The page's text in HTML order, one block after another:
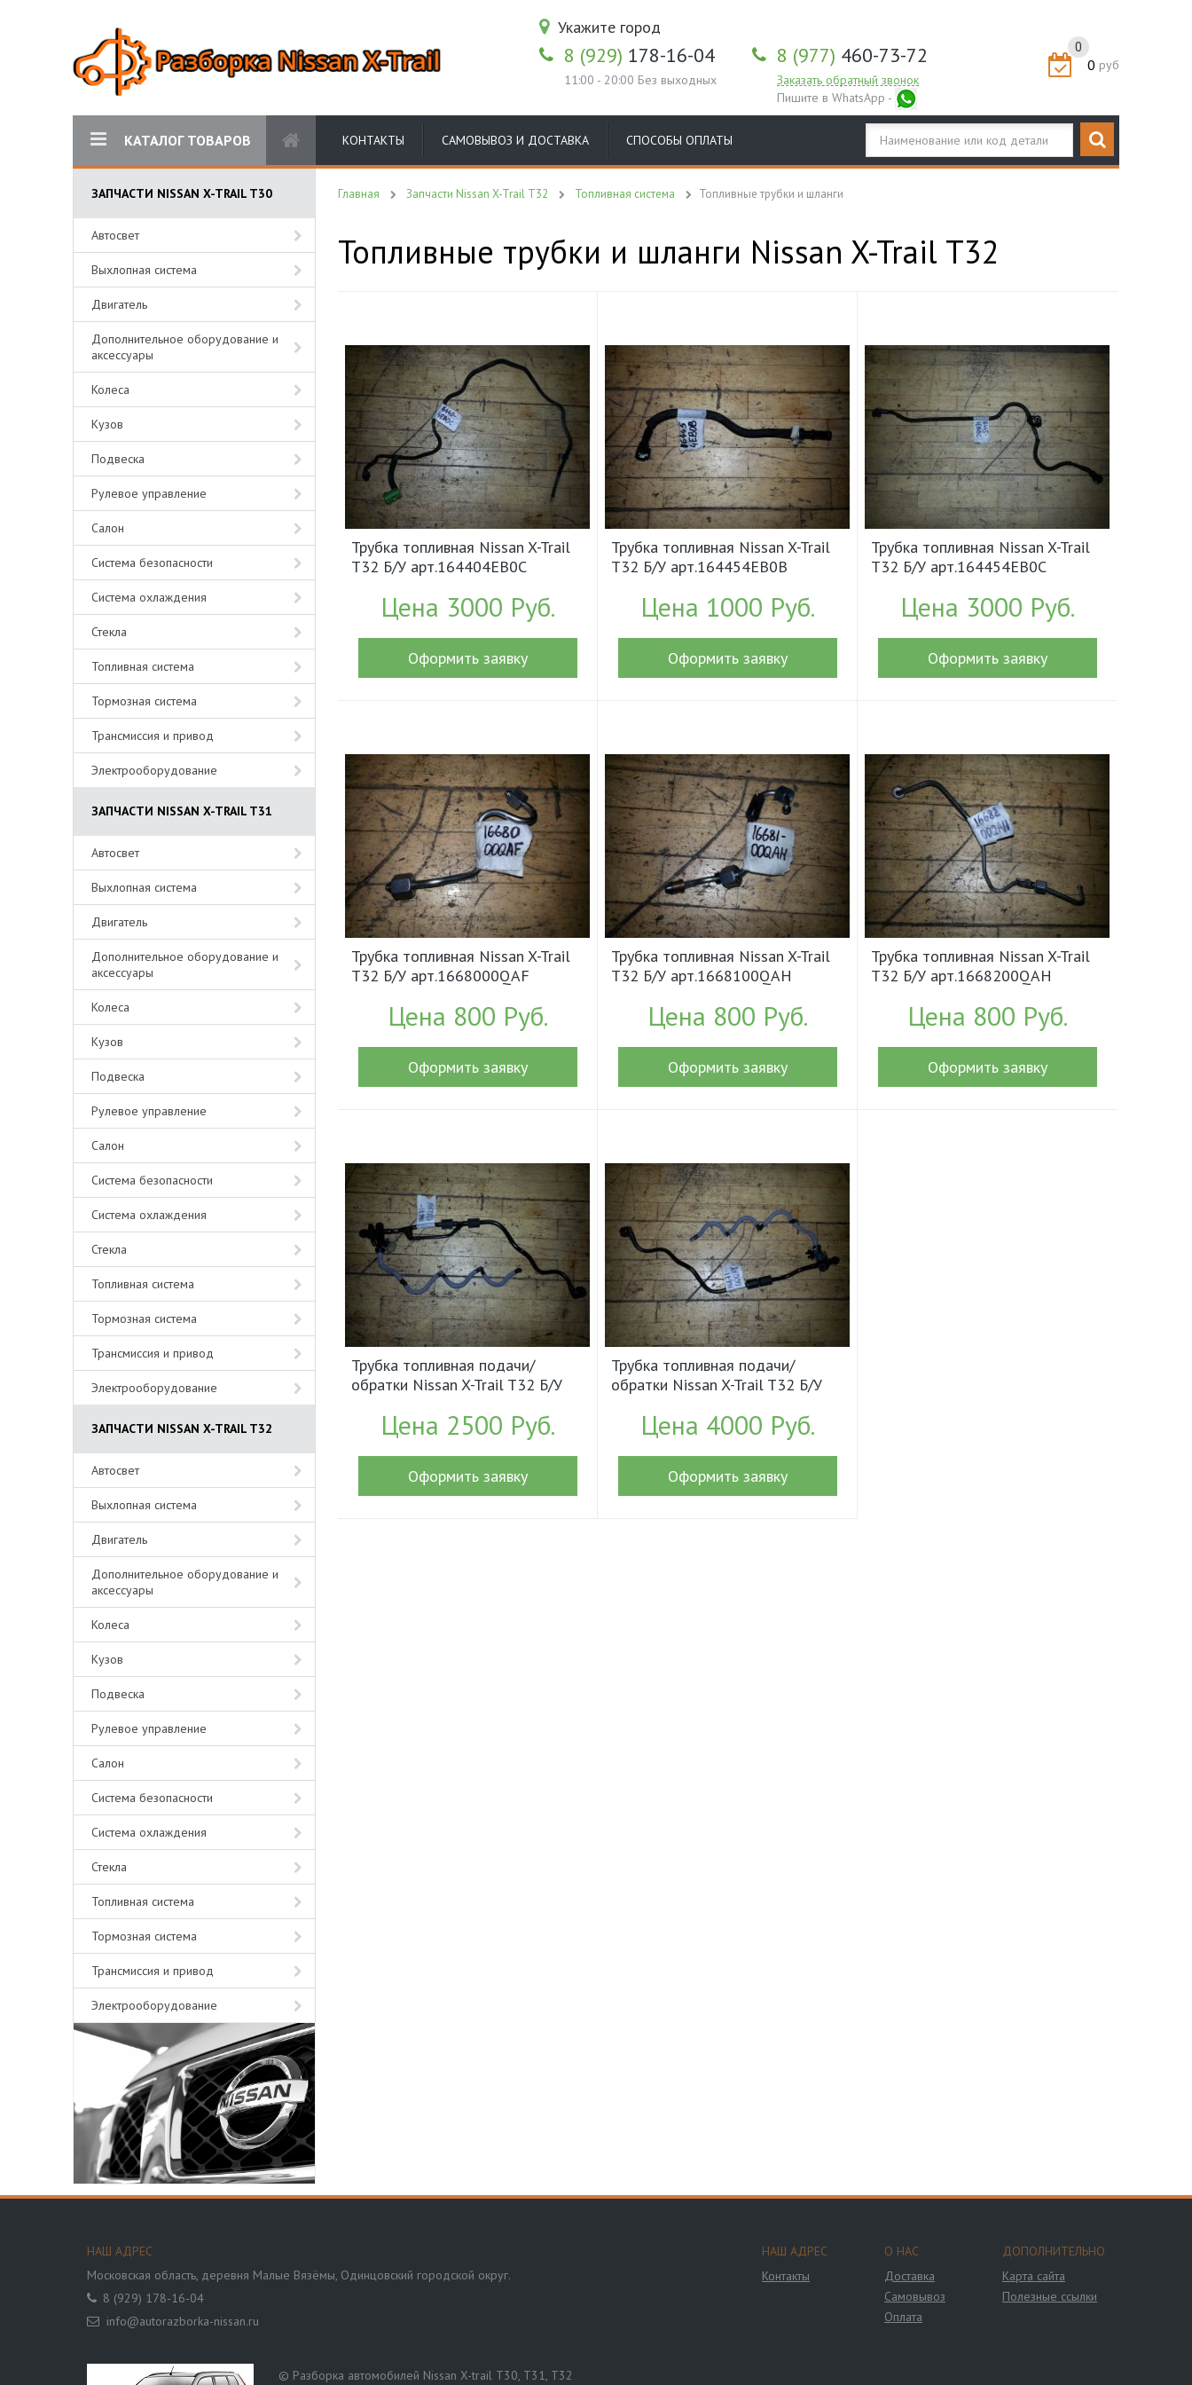
Укажите город
8 (929) 178-16-04
11:00 - 20:00 Без выходных
8 (977) 460-73-72
Заказать обратный звонок
Пишите в WhatsApp -
0
0 руб
КАТАЛОГ ТОВАРОВ КОНТАКТЫ САМОВЫВОЗ И ДОСТАВКА СПОСОБЫ ОПЛАТЫ
ЗАПЧАСТИ NISSAN X-TRAIL T30
Автосвет
Выхлопная система
Двигатель
Дополнительное оборудование и
аксессуары
Колеса
Кузов
Подвеска
Рулевое управление
Салон
Система безопасности
Система охлаждения
Стекла
Топливная система
Тормозная система
Трансмиссия и привод
Электрооборудование
ЗАПЧАСТИ NISSAN X-TRAIL T31
Автосвет
Выхлопная система
Двигатель
Дополнительное оборудование и
аксессуары
Колеса
Кузов
Подвеска
Рулевое управление
Салон
Система безопасности
Система охлаждения
Стекла
Топливная система
Тормозная система
Трансмиссия и привод
Электрооборудование
ЗАПЧАСТИ NISSAN X-TRAIL T32
Автосвет
Выхлопная система
Двигатель
Дополнительное оборудование и
аксессуары
Колеса
Кузов
Подвеска
Рулевое управление
Салон
Система безопасности
Система охлаждения
Стекла
Топливная система
Тормозная система
Трансмиссия и привод
Электрооборудование
Главная Запчасти Nissan X-Trail T32 Топливная система Топливные трубки и шланги
Топливные трубки и шланги Nissan X-Trail T32
Трубка топливная Nissan X-Trail
T32 Б/У арт.164404EB0C
Цена 3000 Руб.
Оформить заявку
Трубка топливная Nissan X-Trail
T32 Б/У арт.164454EB0B
Цена 1000 Руб.
Оформить заявку
Трубка топливная Nissan X-Trail
T32 Б/У арт.164454EB0C
Цена 3000 Руб.
Оформить заявку
Трубка топливная Nissan X-Trail
T32 Б/У арт.1668000QAF
Цена 800 Руб.
Оформить заявку
Трубка топливная Nissan X-Trail
T32 Б/У арт.1668100QAH
Цена 800 Руб.
Оформить заявку
Трубка топливная Nissan X-Trail
T32 Б/У арт.1668200QAH
Цена 800 Руб.
Оформить заявку
Трубка топливная подачи/
обратки Nissan X-Trail T32 Б/У
Цена 2500 Руб.
Оформить заявку
Трубка топливная подачи/
обратки Nissan X-Trail T32 Б/У
Цена 4000 Руб.
Оформить заявку
НАШ АДРЕС
Московская область, деревня Малые Вязёмы, Одинцовский городской округ.
8 (929) 178-16-04
info@autorazborka-nissan.ru
НАШ АДРЕС
Контакты
О НАС
Доставка
Самовывоз
Оплата
ДОПОЛНИТЕЛЬНО
Карта сайта
Полезные ссылки
© Разборка автомобилей Nissan X-trail T30, T31, T32